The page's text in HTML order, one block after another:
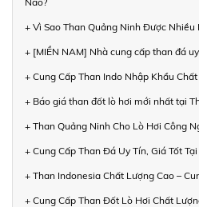
+ Vì Sao Than Quảng Ninh Được Nhiều
+ [MIỀN NAM] Nhà cung cấp than đá
+ Cung Cấp Than Indo Nhập Khẩu
+ Báo giá than đốt lò hơi mới nhất tại
+ Than Quảng Ninh Cho Lò Hơi Công
+ Cung Cấp Than Đá Uy Tín, Giá Tốt
+ Than Indonesia Chất Lượng Cao –
+ Cung Cấp Than Đốt Lò Hơi Chất